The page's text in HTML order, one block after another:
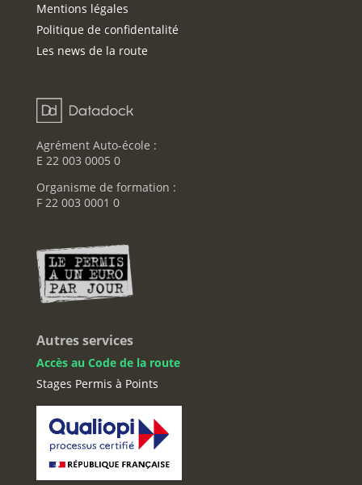
Mentions légales
Politique de confidentalité
Les news de la route
Agrément Auto-école :
E 22 003 0005 0
Organisme de formation :
F 22 003 0001 0
Autres services
Accès au Code de la route
Stages Permis à Points